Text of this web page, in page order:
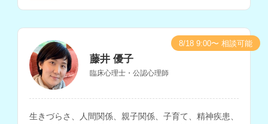
藤井 優子
臨床心理士・公認心理師
生きづらさ、人間関係、親子関係、子育て、精神疾患、
8/18 9:00〜 相談可能